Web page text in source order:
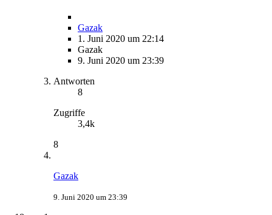
Gazak
1. Juni 2020 um 22:14
Gazak
9. Juni 2020 um 23:39
Antworten
8
Zugriffe
3,4k
8
Gazak
9. Juni 2020 um 23:39